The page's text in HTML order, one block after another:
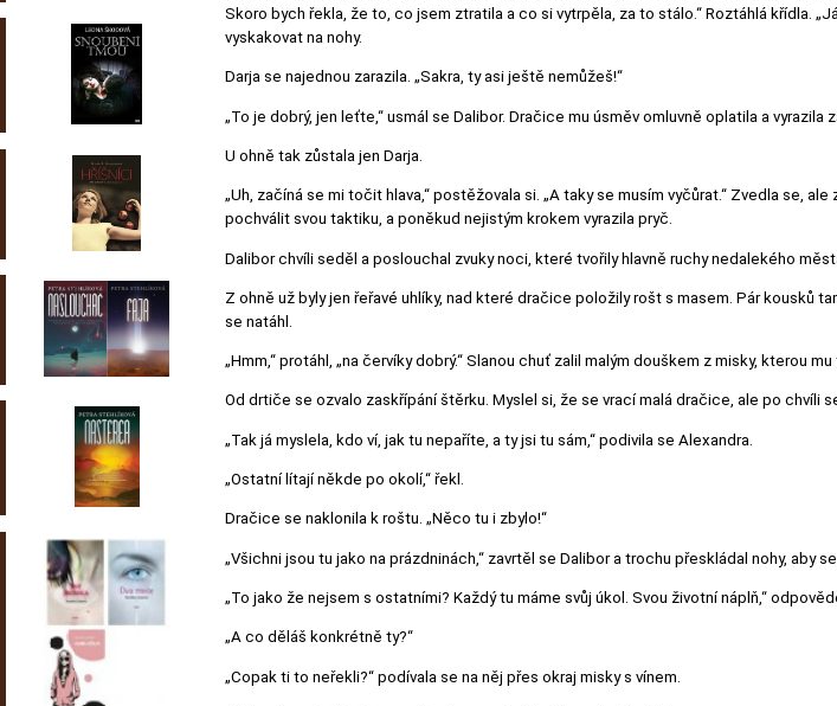
Skoro bych řekla, že to, co jsem ztratila a co si vytrpěla, za to stálo.“ Roztáhlá křídla.
vyskakovat na nohy.
Darja se najednou zarazila. „Sakra, ty asi ještě nemůžeš!“
„To je dobrý, jen leťte,“ usmál se Dalibor. Dračice mu úsměv omluvně oplatila a
U ohně tak zůstala jen Darja.
„Uh, začíná se mi točit hlava,“ postěžovala si. „A taky se musím vyčůrat.“ Zvedla se,
pochválit svou taktiku, a poněkud nejistým krokem vyrazila pryč.
Dalibor chvíli seděl a poslouchal zvuky noci, které tvořily hlavně ruchy nedalekého
Z ohně už byly jen řeřavé uhlíky, nad které dračice položily rošt s masem. Pár kousků
se natáhl.
„Hmm,“ protáhl, „na červíky dobrý.“ Slanou chuť zalil malým douškem z misky, kterou
Od drtiče se ozvalo zaskřípání štěrku. Myslel si, že se vrací malá dračice, ale po chvíli
„Tak já myslela, kdo ví, jak tu nepaříte, a ty jsi tu sám,“ podivila se Alexandra.
„Ostatní lítají někde po okolí,“ řekl.
Dračice se naklonila k roštu. „Něco tu i zbylo!“
„Všichni jsou tu jako na prázdninách,“ zavrtěl se Dalibor a trochu přeskládal nohy, aby
„To jako že nejsem s ostatními? Každý tu máme svůj úkol. Svou životní náplň,“
„A co děláš konkrétně ty?“
„Copak ti to neřekli?“ podívala se na něj přes okraj misky s vínem.